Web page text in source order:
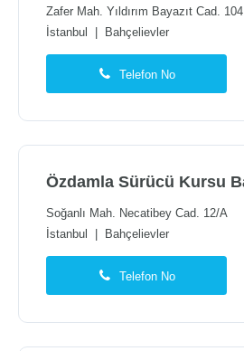
Zafer Mah. Yıldırım Bayazıt Cad. 104
İstanbul
Bahçelievler
Telefon No
Soğanlı Mah. Necatibey Cad. 12/A
İstanbul
Bahçelievler
Telefon No